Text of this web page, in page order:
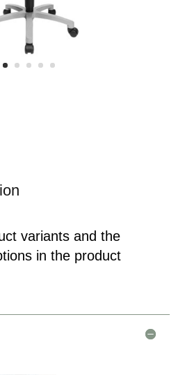
variants and the
in the product